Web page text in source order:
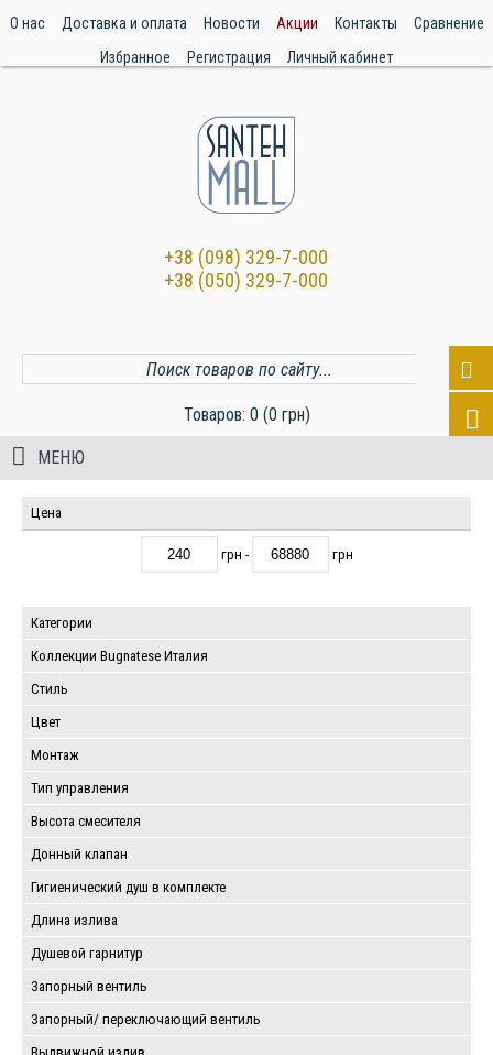
О нас Доставка и оплата Новости Акции Контакты
Сравнение
Избранное
Регистрация Личный кабинет
+38 (098) 329-7-000
+38 (050) 329-7-000
Товаров: 0 (0 грн)
МЕНЮ
Цена
грн - грн
Категории
Коллекции Bugnatese Италия
Стиль
Цвет
Монтаж
Тип управления
Высота смесителя
Донный клапан
Гигиенический душ в комплекте
Длина излива
Душевой гарнитур
Запорный вентиль
Запорный/ переключающий вентиль